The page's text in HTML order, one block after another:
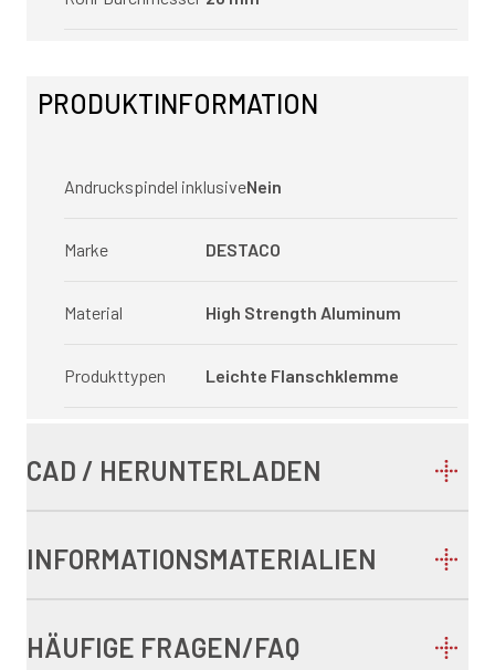
PRODUKTINFORMATION
Andruckspindel inklusiveNein
Marke DESTACO
Material High Strength Aluminum
Produkttypen Leichte Flanschklemme
CAD / HERUNTERLADEN
INFORMATIONSMATERIALIEN
HÄUFIGE FRAGEN/FAQ